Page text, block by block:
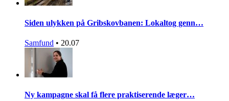
Siden ulykken på Gribskovbanen: Lokaltog genn…
Samfund • 20.07
Ny kampagne skal få flere praktiserende læger…